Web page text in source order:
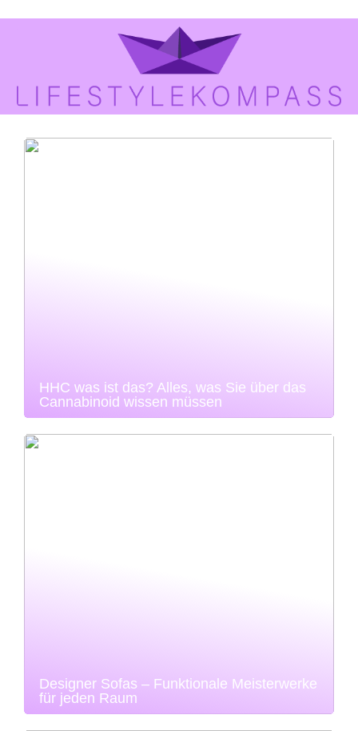
HHC was ist das? Alles, was Sie über das
Cannabinoid wissen müssen
Designer Sofas – Funktionale Meisterwerke
für jeden Raum